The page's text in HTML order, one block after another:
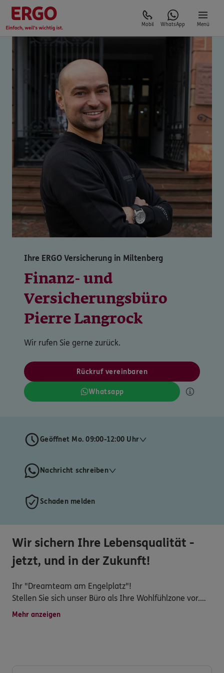
Mobil WhatsApp Menü
Ihre ERGO Versicherung in Miltenberg
Finanz- und
Versicherungsbüro
Pierre Langrock
Wir rufen Sie gerne zurück.
Rückruf vereinbaren
Whatsapp
Geöffnet Mo. 09:00-12:00 Uhr
Nachricht schreiben
Schaden melden
Wir sichern Ihre Lebensqualität -
jetzt, und in der Zukunft!
Ihr "Dreamteam am Engelplatz"!
Stellen Sie sich unser Büro als Ihre Wohlfühlzone vor.
Sie hören kein Fachchinesisch - wir reden Klartext und
Mehr anzeigen